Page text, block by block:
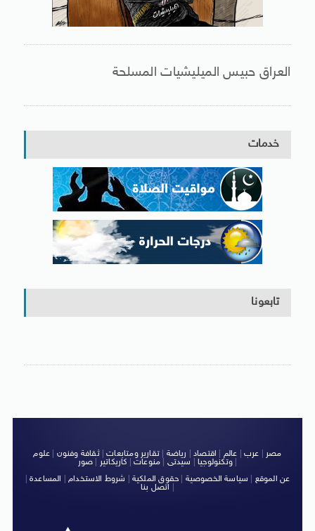
العراق حبيس الميليشيات المسلحة
خدمات
تابعونا
مصر عرب عالم اقتصاد رياضة |تقارير ومتابعات|ثقافة وفنون
علوم
وتكنولوجيا| سيدتى منوعات كاريكاتير صور
|
عن الموقع
سياسة الخصوصية حقوق الملكية شروط الاستخدام| المساعدة|
اتصل بنا